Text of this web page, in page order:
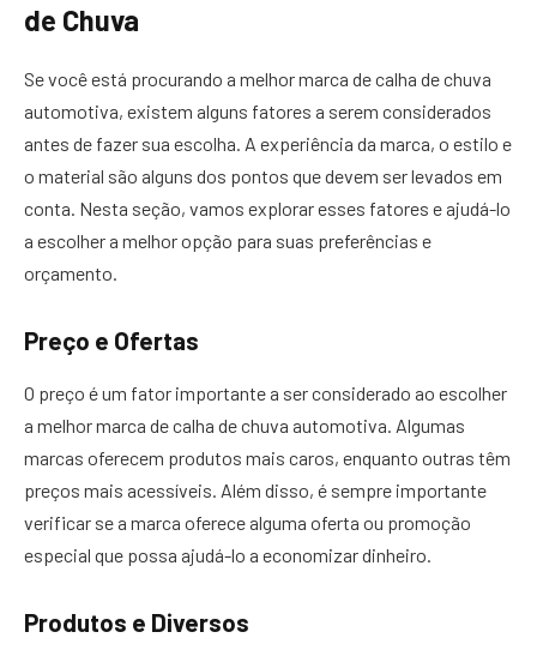
de Chuva
Se você está procurando a melhor marca de calha de chuva
automotiva, existem alguns fatores a serem considerados
antes de fazer sua escolha. A experiência da marca, o estilo e
o material são alguns dos pontos que devem ser levados em
conta. Nesta seção, vamos explorar esses fatores e ajudá-lo
a escolher a melhor opção para suas preferências e
orçamento.
Preço e Ofertas
O preço é um fator importante a ser considerado ao escolher
a melhor marca de calha de chuva automotiva. Algumas
marcas oferecem produtos mais caros, enquanto outras têm
preços mais acessíveis. Além disso, é sempre importante
verificar se a marca oferece alguma oferta ou promoção
especial que possa ajudá-lo a economizar dinheiro.
Produtos e Diversos